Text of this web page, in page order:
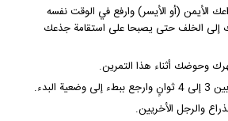
الأيمن (أو الأيسر) وارفع في الوقت نفسه
إلى الخلف حتى يصبحا على استقامة جذعك
وحوضك أثناء هذا التمرين.
البدء.
والرجل الأخريين.